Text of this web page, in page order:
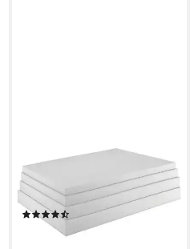
Schaumstoffplatte
Schaumstoff in vielen Größen
zur Auswahl, 1 cm hoch, 60 x
200 x 1cm(25)
ab 10,94 € 13,67 €